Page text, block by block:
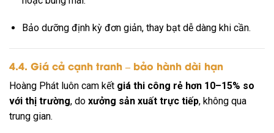
Bảo dưỡng định kỳ đơn giản, thay bạt dễ dàng khi cần.
4.4. Giá cả cạnh tranh – bảo hành dài hạn
Hoàng Phát luôn cam kết giá thi công rẻ hơn 10–15% so
với thị trường, do xưởng sản xuất trực tiếp, không qua
trung gian.